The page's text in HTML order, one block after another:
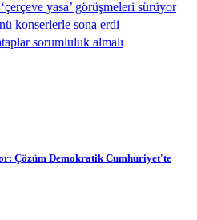
yasa’ görüşmeleri sürüyor
konserlerle sona erdi
sorumluluk almalı
Çözüm Demokratik Cumhuriyet'te